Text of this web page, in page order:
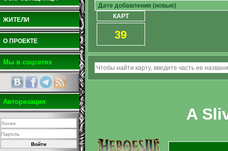
ЖИТЕЛИ
О ПРОЕКТЕ
Мы в соцсетях
Авторизация
КАРТ
39
A